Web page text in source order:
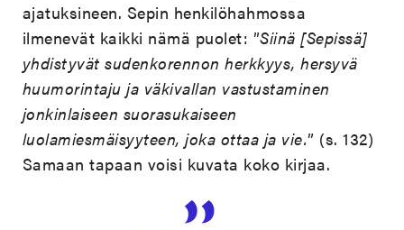
ajatuksineen. Sepin henkilöhahmossa
ilmenevät kaikki nämä puolet: ”Siinä [Sepissä]
yhdistyvät sudenkorennon herkkyys, hersyvä
huumorintaju ja väkivallan vastustaminen
jonkinlaiseen suorasukaiseen
luolamiesmäisyyteen, joka ottaa ja vie.” (s. 132)
Samaan tapaan voisi kuvata koko kirjaa.